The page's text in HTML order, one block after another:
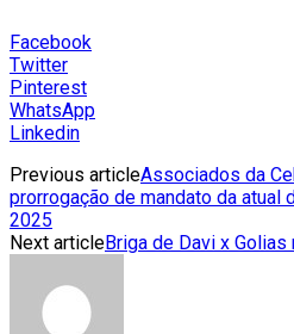
Facebook
Twitter
Pinterest
WhatsApp
Linkedin
Previous articleAssociados da
prorrogação de mandato da atual
2025
Next articleBriga de Davi x Golias